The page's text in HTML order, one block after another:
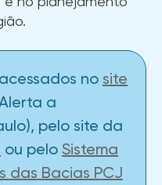
no site
a
pelo site da
ou pelo Sistema
das Bacias PCJ